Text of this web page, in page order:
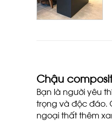
Chậu
Bạn là người yêu
trọng và độc đáo.
ngoại thất thêm